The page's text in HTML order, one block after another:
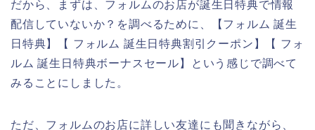
だから、まずは、フォルムのお店が誕生日特典で情報
配信していないか？を調べるために、【フォルム 誕生
日特典】【 フォルム 誕生日特典割引クーポン】【 フォ
ルム 誕生日特典ボーナスセール】という感じで調べて
みることにしました。
ただ、フォルムのお店に詳しい友達にも聞きながら、